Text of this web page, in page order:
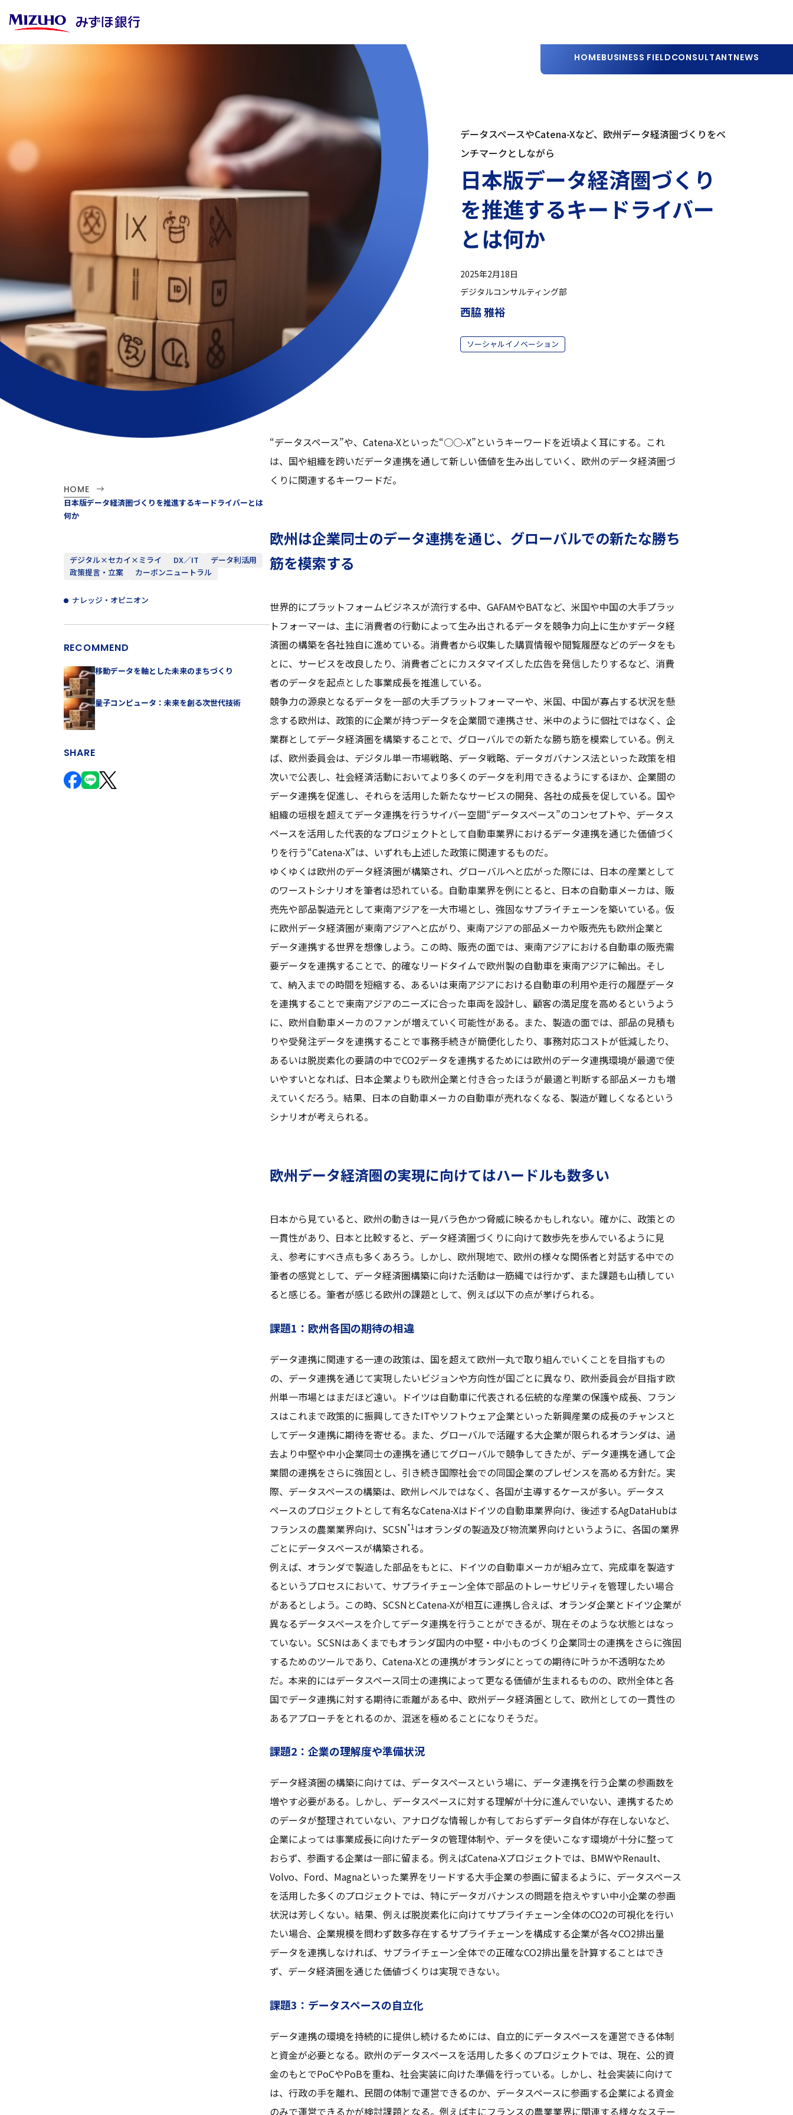
HOMEBUSINESS FIELDCONSULTANTNEWS
データスペースやCatena-Xなど、欧州データ経済圏づくりをベ
ンチマークとしながら
日本版データ経済圏づくり
を推進するキードライバー
とは何か
2025年2月18日
デジタルコンサルティング部
西脇 雅裕
ソーシャルイノベーション
HOME
日本版データ経済圏づくりを推進するキードライバーとは
何か
デジタル×セカイ×ミライ DX／IT
データ利活用
政策提言・立案
カーボンニュートラル
ナレッジ・オピニオン
RECOMMEND
移動データを軸とした未来のまちづくり
量子コンピュータ：未来を創る次世代技術
SHARE
“データスペース”や、Catena-Xといった“○○-X”というキーワードを近頃よく耳にする。これ
は、国や組織を跨いだデータ連携を通して新しい価値を生み出していく、欧州のデータ経済圏づ
くりに関連するキーワードだ。
欧州は企業同士のデータ連携を通じ、グローバルでの新たな勝ち
筋を模索する
世界的にプラットフォームビジネスが流行する中、GAFAMやBATなど、米国や中国の大手プラッ
トフォーマーは、主に消費者の行動によって生み出されるデータを競争力向上に生かすデータ経
済圏の構築を各社独自に進めている。消費者から収集した購買情報や閲覧履歴などのデータをも
とに、サービスを改良したり、消費者ごとにカスタマイズした広告を発信したりするなど、消費
者のデータを起点とした事業成長を推進している。
競争力の源泉となるデータを一部の大手プラットフォーマーや、米国、中国が寡占する状況を懸
念する欧州は、政策的に企業が持つデータを企業間で連携させ、米中のように個社ではなく、企
業群としてデータ経済圏を構築することで、グローバルでの新たな勝ち筋を模索している。例え
ば、欧州委員会は、デジタル単一市場戦略、データ戦略、データガバナンス法といった政策を相
次いで公表し、社会経済活動においてより多くのデータを利用できるようにするほか、企業間の
データ連携を促進し、それらを活用した新たなサービスの開発、各社の成長を促している。国や
組織の垣根を超えてデータ連携を行うサイバー空間“データスペース”のコンセプトや、データス
ペースを活用した代表的なプロジェクトとして自動車業界におけるデータ連携を通じた価値づく
りを行う“Catena-X”は、いずれも上述した政策に関連するものだ。
ゆくゆくは欧州のデータ経済圏が構築され、グローバルへと広がった際には、日本の産業として
のワーストシナリオを筆者は恐れている。自動車業界を例にとると、日本の自動車メーカは、販
売先や部品製造元として東南アジアを一大市場とし、強固なサプライチェーンを築いている。仮
に欧州データ経済圏が東南アジアへと広がり、東南アジアの部品メーカや販売先も欧州企業と
データ連携する世界を想像しよう。この時、販売の面では、東南アジアにおける自動車の販売需
要データを連携することで、的確なリードタイムで欧州製の自動車を東南アジアに輸出。そし
て、納入までの時間を短縮する、あるいは東南アジアにおける自動車の利用や走行の履歴データ
を連携することで東南アジアのニーズに合った車両を設計し、顧客の満足度を高めるというよう
に、欧州自動車メーカのファンが増えていく可能性がある。また、製造の面では、部品の見積も
りや受発注データを連携することで事務手続きが簡便化したり、事務対応コストが低減したり、
あるいは脱炭素化の要請の中でCO2データを連携するためには欧州のデータ連携環境が最適で使
いやすいとなれば、日本企業よりも欧州企業と付き合ったほうが最適と判断する部品メーカも増
えていくだろう。結果、日本の自動車メーカの自動車が売れなくなる、製造が難しくなるという
シナリオが考えられる。
欧州データ経済圏の実現に向けてはハードルも数多い
日本から見ていると、欧州の動きは一見バラ色かつ脅威に映るかもしれない。確かに、政策との
一貫性があり、日本と比較すると、データ経済圏づくりに向けて数歩先を歩んでいるように見
え、参考にすべき点も多くあろう。しかし、欧州現地で、欧州の様々な関係者と対話する中での
筆者の感覚として、データ経済圏構築に向けた活動は一筋縄では行かず、また課題も山積してい
ると感じる。筆者が感じる欧州の課題として、例えば以下の点が挙げられる。
課題1：欧州各国の期待の相違
データ連携に関連する一連の政策は、国を超えて欧州一丸で取り組んでいくことを目指すもの
の、データ連携を通じて実現したいビジョンや方向性が国ごとに異なり、欧州委員会が目指す欧
州単一市場とはまだほど遠い。ドイツは自動車に代表される伝統的な産業の保護や成長、フラン
スはこれまで政策的に振興してきたITやソフトウェア企業といった新興産業の成長のチャンスと
してデータ連携に期待を寄せる。また、グローバルで活躍する大企業が限られるオランダは、過
去より中堅や中小企業同士の連携を通じてグローバルで競争してきたが、データ連携を通して企
業間の連携をさらに強固とし、引き続き国際社会での同国企業のプレゼンスを高める方針だ。実
際、データスペースの構築は、欧州レベルではなく、各国が主導するケースが多い。データス
ペースのプロジェクトとして有名なCatena-Xはドイツの自動車業界向け、後述するAgDataHubは
フランスの農業業界向け、SCSN*1 はオランダの製造及び物流業界向けというように、各国の業界
ごとにデータスペースが構築される。
例えば、オランダで製造した部品をもとに、ドイツの自動車メーカが組み立て、完成車を製造す
るというプロセスにおいて、サプライチェーン全体で部品のトレーサビリティを管理したい場合
があるとしよう。この時、SCSNとCatena-Xが相互に連携し合えば、オランダ企業とドイツ企業が
異なるデータスペースを介してデータ連携を行うことができるが、現在そのような状態とはなっ
ていない。SCSNはあくまでもオランダ国内の中堅・中小ものづくり企業同士の連携をさらに強固
するためのツールであり、Catena-Xとの連携がオランダにとっての期待に叶うか不透明なため
だ。本来的にはデータスペース同士の連携によって更なる価値が生まれるものの、欧州全体と各
国でデータ連携に対する期待に乖離がある中、欧州データ経済圏として、欧州としての一貫性の
あるアプローチをとれるのか、混迷を極めることになりそうだ。
課題2：企業の理解度や準備状況
データ経済圏の構築に向けては、データスペースという場に、データ連携を行う企業の参画数を
増やす必要がある。しかし、データスペースに対する理解が十分に進んでいない、連携するため
のデータが整理されていない、アナログな情報しか有しておらずデータ自体が存在しないなど、
企業によっては事業成長に向けたデータの管理体制や、データを使いこなす環境が十分に整って
おらず、参画する企業は一部に留まる。例えばCatena-Xプロジェクトでは、BMWやRenault、
Volvo、Ford、Magnaといった業界をリードする大手企業の参画に留まるように、データスペース
を活用した多くのプロジェクトでは、特にデータガバナンスの問題を抱えやすい中小企業の参画
状況は芳しくない。結果、例えば脱炭素化に向けてサプライチェーン全体のCO2の可視化を行い
たい場合、企業規模を問わず数多存在するサプライチェーンを構成する企業が各々CO2排出量
データを連携しなければ、サプライチェーン全体での正確なCO2排出量を計算することはでき
ず、データ経済圏を通じた価値づくりは実現できない。
課題3：データスペースの自立化
データ連携の環境を持続的に提供し続けるためには、自立的にデータスペースを運営できる体制
と資金が必要となる。欧州のデータスペースを活用した多くのプロジェクトでは、現在、公的資
金のもとでPoCやPoBを重ね、社会実装に向けた準備を行っている。しかし、社会実装に向けて
は、行政の手を離れ、民間の体制で運営できるのか、データスペースに参画する企業による資金
のみで運営できるかが検討課題となる。例えば主にフランスの農業業界に関連する様々なステー